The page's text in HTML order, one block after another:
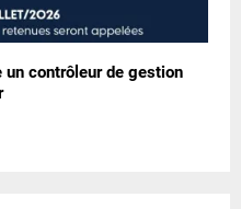
un contrôleur de gestion